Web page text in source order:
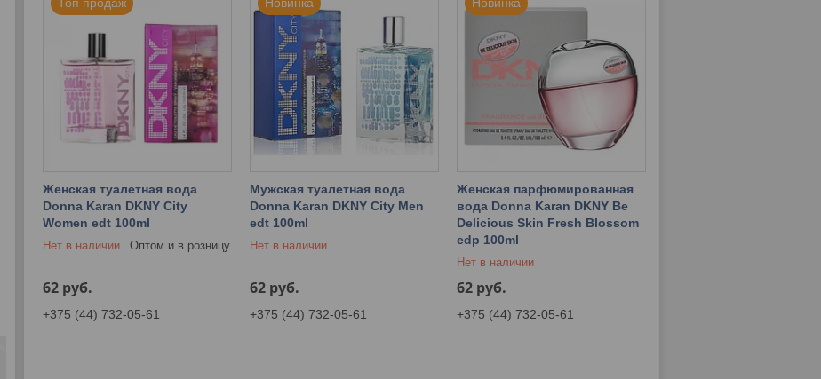
Женская туалетная вода
Donna Karan DKNY City
Women edt 100ml
Нет в наличии Оптом и в розницу
62 руб.
+375 (44) 732-05-61
Мужская туалетная вода
Donna Karan DKNY City Men
edt 100ml
Нет в наличии
62 руб.
+375 (44) 732-05-61
Женская парфюмированная
вода Donna Karan DKNY Be
Delicious Skin Fresh Blossom
edp 100ml
Нет в наличии
62 руб.
+375 (44) 732-05-61